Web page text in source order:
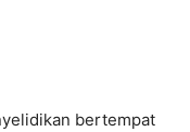
bertempat